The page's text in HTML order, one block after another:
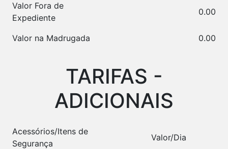
Valor Fora de
Expediente
0.00
Valor na Madrugada 0.00
TARIFAS -
ADICIONAIS
Acessórios/Itens de
Segurança
Valor/Dia